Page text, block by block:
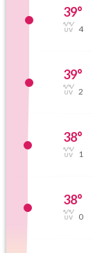
39°
4
39°
2
38°
1
38°
0